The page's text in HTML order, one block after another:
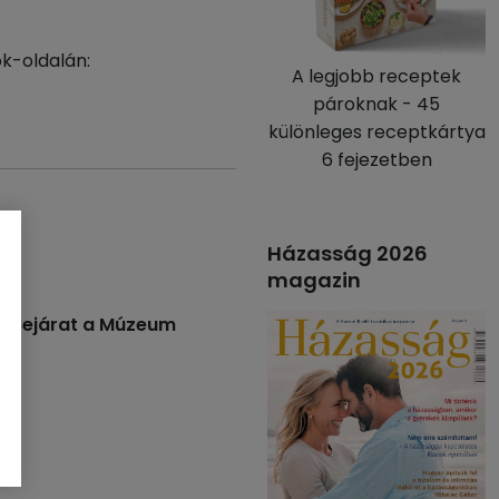
oldalán:
Bejárat a Múzeum
A legjobb receptek
pároknak - 45
különleges receptkártya
6 fejezetben
Házasság 2026
magazin